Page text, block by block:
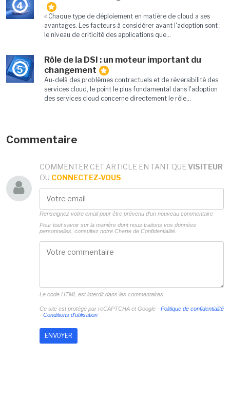
4
« Chaque type de déploiement en matière de cloud a ses
avantages. Les facteurs à considérer avant l'adoption sont :
le niveau de criticité des applications que...
5
Rôle de la DSI : un moteur important du
changement
Au-delà des problèmes contractuels et de réversibilité des
services cloud, le point le plus fondamental dans l'adoption
des services cloud concerne directement le rôle...
Commentaire
COMMENTER CET ARTICLE EN TANT QUE VISITEUR
OU CONNECTEZ-VOUS
Renseignez votre email pour être prévenu d'un nouveau commentaire
Pour tout savoir sur la manière dont nous traitons vos données
personnelles, consultez notre Charte de Confidentialité.
Le code HTML est interdit dans les commentaires
Ce site est protégé par reCAPTCHA et Google - Politique de confidentialité
- Conditions d'utilisation